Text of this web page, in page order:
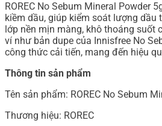
ROREC No Sebum Mineral Powder
kiềm dầu, giúp kiểm soát lượng dầu
lớp nền mịn màng, khô thoáng suốt
ví như bản dupe của Innisfree No
công thức cải tiến, mang đến hiệu
Thông tin sản phẩm
Tên sản phẩm: ROREC No Sebum
Thương hiệu: ROREC